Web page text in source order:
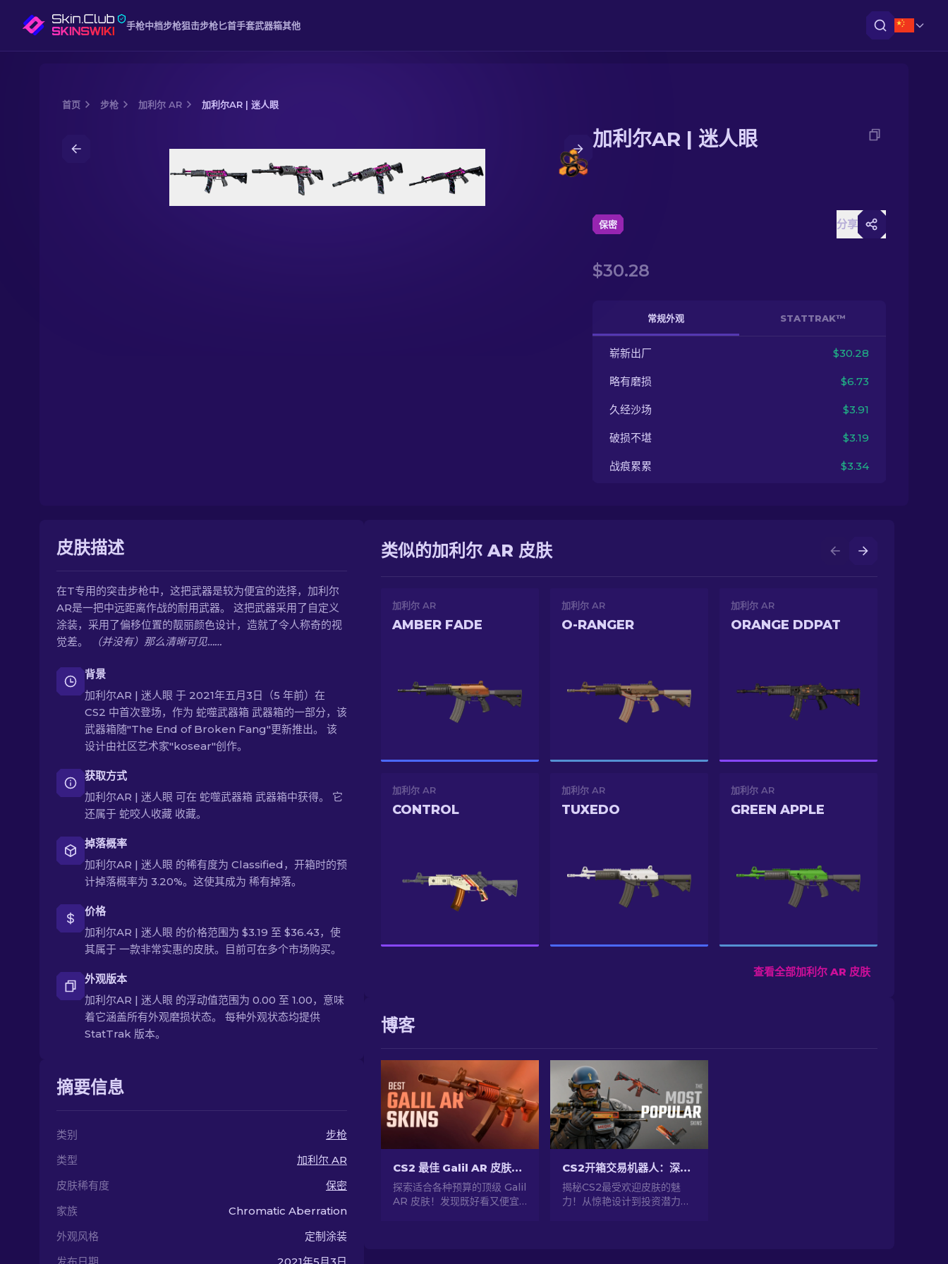
手枪中档步枪狙击步枪 匕首手套武器箱其他
首页 步枪 加利尔 AR 加利尔AR | 迷人眼
加利尔AR | 迷人眼
保密 分享
$30.28
常规外观 STATTRAK™
崭新出厂 $30.28
略有磨损 $6.73
久经沙场 $3.91
破损不堪 $3.19
战痕累累 $3.34
皮肤描述
在T专用的突击步枪中，这把武器是较为便宜的选择，加利尔
AR是一把中远距离作战的耐用武器。 这把武器采用了自定义
涂装，采用了偏移位置的靓丽颜色设计，造就了令人称奇的视
觉差。
（并没有）那么清晰可见……
背景
加利尔AR | 迷人眼 于 2021年五月3日（5 年前）在
CS2 中首次登场，作为 蛇噬武器箱 武器箱的一部分，该
武器箱随"The End of Broken Fang"更新推出。 该
设计由社区艺术家"kosear"创作。
获取方式
加利尔AR | 迷人眼 可在 蛇噬武器箱 武器箱中获得。 它
还属于 蛇咬人收藏 收藏。
掉落概率
加利尔AR | 迷人眼 的稀有度为 Classified，开箱时的预
计掉落概率为 3.20%。这使其成为 稀有掉落。
价格
加利尔AR | 迷人眼 的价格范围为 $3.19 至 $36.43，使
其属于 一款非常实惠的皮肤。目前可在多个市场购买。
外观版本
加利尔AR | 迷人眼 的浮动值范围为 0.00 至 1.00，意味
着它涵盖所有外观磨损状态。 每种外观状态均提供
StatTrak 版本。
摘要信息
类别
步枪
类型
加利尔 AR
皮肤稀有度
保密
家族
Chromatic Aberration
外观风格
定制涂装
类似的加利尔 AR 皮肤
加利尔 AR
AMBER FADE
加利尔 AR
O-RANGER
加利尔 AR
ORANGE DDPAT
加利尔 AR
CONTROL
加利尔 AR
TUXEDO
加利尔 AR
GREEN APPLE
查看全部加利尔 AR 皮肤
博客
CS2 最佳 Galil AR 皮肤推荐（适合任何预算）：终极指南 [2026]
探索适合各种预算的顶级 Galil
AR 皮肤！发现既好看又便宜
CS2开箱交易机器人：深入探索
揭秘CS2最受欢迎皮肤的魅
力！从惊艳设计到投资潜力，